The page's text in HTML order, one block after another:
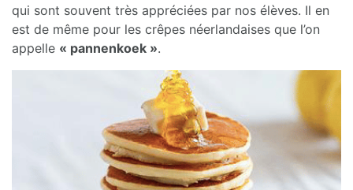
qui sont souvent très appréciées par nos élèves. Il en
est de même pour les crêpes néerlandaises que l’on
appelle « pannenkoek ».